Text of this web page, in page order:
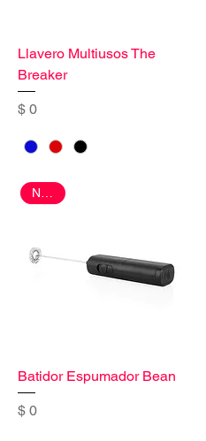
Llavero Multiusos The
Breaker
Precio
$ 0
Nuevo
Batidor Espumador Bean
Precio
$ 0